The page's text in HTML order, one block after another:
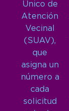
Único de
Atención
Vecinal
(SUAV),
que
asigna un
número a
cada
solicitud